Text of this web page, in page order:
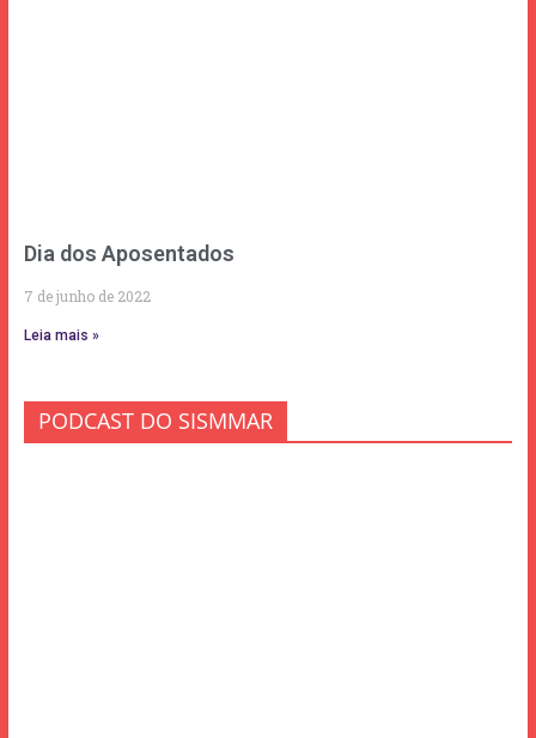
Dia dos Aposentados
7 de junho de 2022
Leia mais »
PODCAST DO SISMMAR